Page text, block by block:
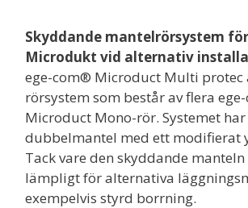
Skyddande mantelrörsystem
Microdukt vid alternativ
ege-com® Microduct Multi protec
rörsystem som består av flera
Microduct Mono-rör. Systemet
dubbelmantel med ett modifierat
Tack vare den skyddande
lämpligt för alternativa
exempelvis styrd borrning.